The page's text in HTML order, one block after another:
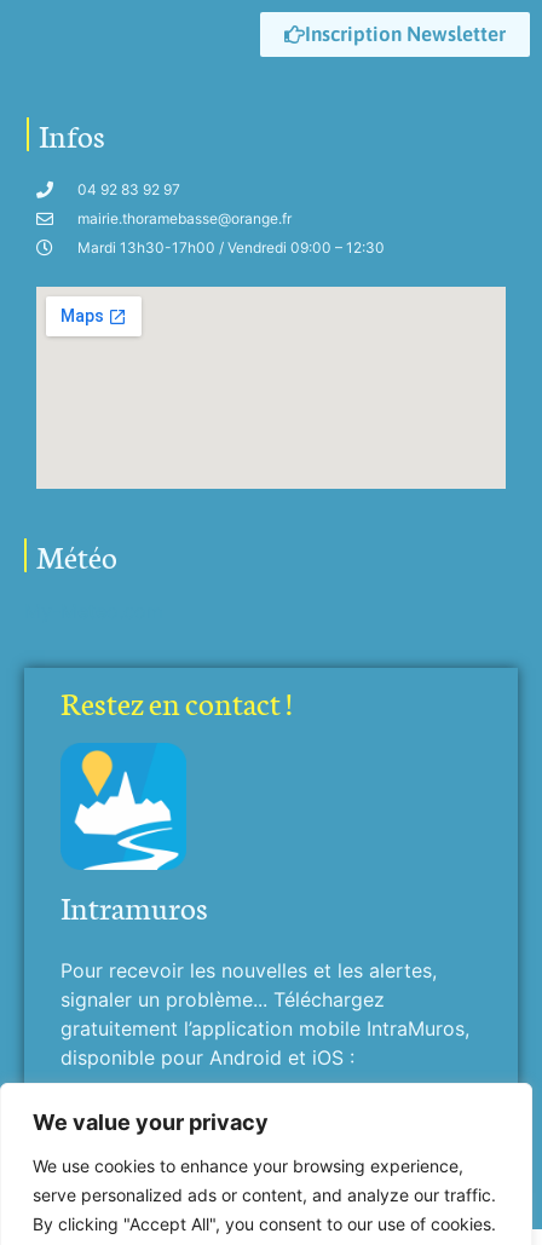
We value your privacy
We use cookies to enhance your browsing experience,
serve personalized ads or content, and analyze our traffic.
By clicking "Accept All", you consent to our use of cookies.
Inscription Newsletter
Infos
04 92 83 92 97
mairie.thoramebasse@orange.fr
Mardi 13h30-17h00 / Vendredi 09:00 – 12:30
Météo
Restez en contact !
Intramuros
Pour recevoir les nouvelles et les alertes,
signaler un problème... Téléchargez
gratuitement l’application mobile IntraMuros,
disponible pour Android et iOS :